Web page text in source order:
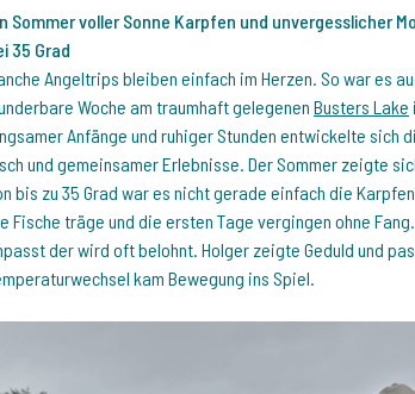
Sommer voller Sonne Karpfen und unvergesslicher
35 Grad
Angeltrips bleiben einfach im Herzen. So war es
Woche am traumhaft gelegenen Busters Lake
Anfänge und ruhiger Stunden entwickelte sich
und gemeinsamer Erlebnisse. Der Sommer zeigte
bis zu 35 Grad war es nicht gerade einfach die
Fische träge und die ersten Tage vergingen ohne
der wird oft belohnt. Holger zeigte Geduld und
kam Bewegung ins Spiel.